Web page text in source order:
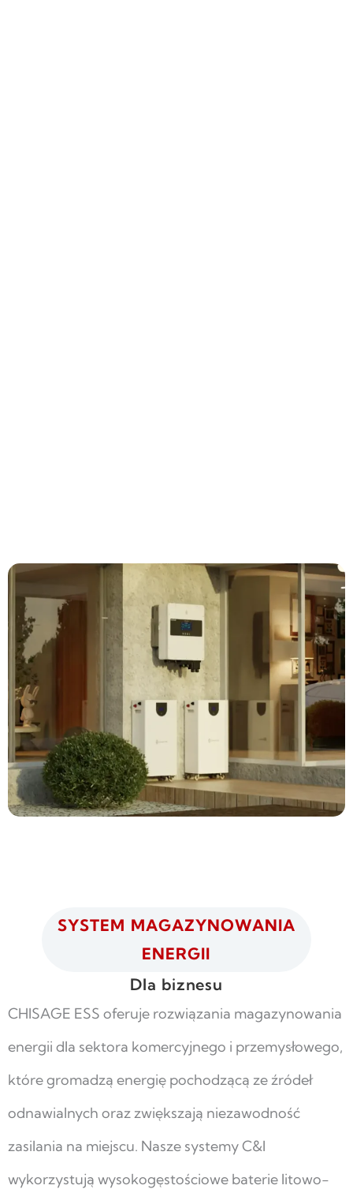
SYSTEM MAGAZYNOWANIA
ENERGII
Dla biznesu
CHISAGE ESS oferuje rozwiązania magazynowania
energii dla sektora komercyjnego i przemysłowego,
które gromadzą energię pochodzącą ze źródeł
odnawialnych oraz zwiększają niezawodność
zasilania na miejscu. Nasze systemy C&I
wykorzystują wysokogęstościowe baterie litowo-